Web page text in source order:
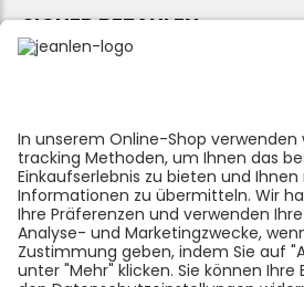
SICHER BEZAHLEN
Folge uns: